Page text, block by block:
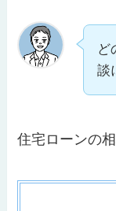
ど
談
住宅ローンの